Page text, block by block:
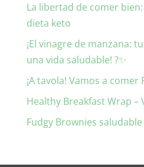
La libertad de comer
dieta keto
¡El vinagre de manzana:
una vida saludable! ?✨
¡A tavola! Vamos a comer
Healthy Breakfast Wrap –
Fudgy Brownies saludable